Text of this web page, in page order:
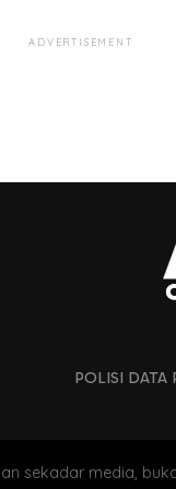
ADVERTISEMENT
POLISI DATA
sekadar media,